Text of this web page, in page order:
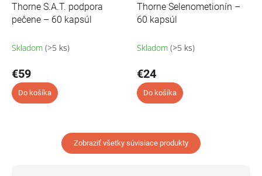
Thorne S.A.T. podpora
pečene – 60 kapsúl
Skladom (>5 ks)
€59
Do košíka
Thorne Selenometionín –
60 kapsúl
Skladom (>5 ks)
€24
Do košíka
Zobraziť všetky súvisiace produkty